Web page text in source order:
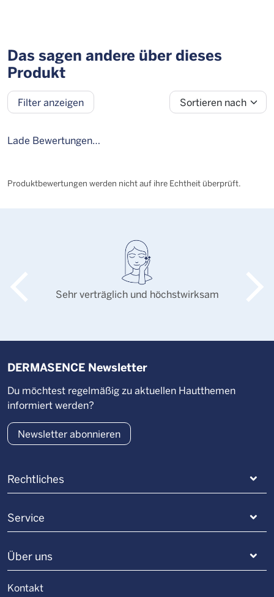
Das sagen andere über dieses
Produkt
Filter anzeigen Sortieren nach
Lade Bewertungen…
Produktbewertungen werden nicht auf ihre Echtheit überprüft.
Sehr verträglich und höchstwirksam
Rechtliches
Service
Über uns
Kontakt
DERMASENCE Newsletter
Du möchtest regelmäßig zu aktuellen Hautthemen
informiert werden?
Newsletter abonnieren